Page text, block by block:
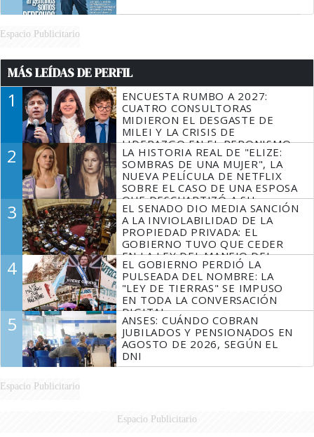
Espacio Publicitario
MÁS LEÍDAS DE PERFIL
1
ENCUESTA RUMBO A 2027:
CUATRO CONSULTORAS
MIDIERON EL DESGASTE DE
MILEI Y LA CRISIS DE
LIDERAZGO EN EL PERONISMO
2
LA HISTORIA REAL DE "ELIZE:
SOMBRAS DE UNA MUJER", LA
NUEVA PELÍCULA DE NETFLIX
SOBRE EL CASO DE UNA ESPOSA
QUE DESCUARTIZÓ A SU
MARIDO
3
EL SENADO DIO MEDIA SANCIÓN
A LA INVIOLABILIDAD DE LA
PROPIEDAD PRIVADA: EL
GOBIERNO TUVO QUE CEDER
EN LA LEY DEL MANEJO DEL
FUEGO
4
EL GOBIERNO PERDIÓ LA
PULSEADA DEL NOMBRE: LA
"LEY DE TIERRAS" SE IMPUSO
EN TODA LA CONVERSACIÓN
DIGITAL
5
ANSES: CUÁNDO COBRAN
JUBILADOS Y PENSIONADOS EN
AGOSTO DE 2026, SEGÚN EL
DNI
Espacio Publicitario
Espacio Publicitario